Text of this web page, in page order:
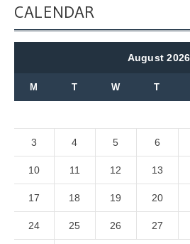
CALENDAR
August 2026
M T W T
3 4 5 6
10 11 12 13
17 18 19 20
24 25 26 27